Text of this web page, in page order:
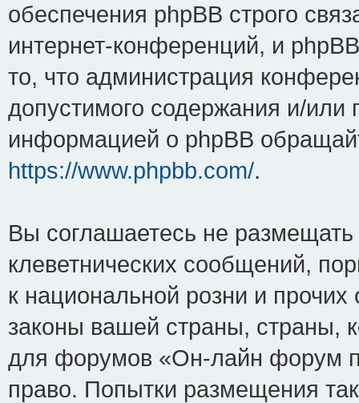
обеспечения phpBB строго
интернет-конференций, и
то, что администрация
допустимого содержания и/или
информацией о phpBB
https://www.phpbb.com/.
Вы соглашаетесь не
клеветнических сообщений,
к национальной розни и
законы вашей страны, страны,
для форумов «Он-лайн форум
право. Попытки размещения